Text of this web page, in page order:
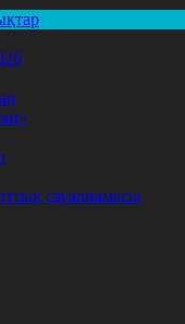
сауалнамасы